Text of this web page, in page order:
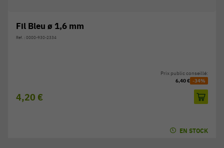
Fil Bleu ø 1,6 mm
Réf. : 0000-930-2334
4,20 €
Prix public conseillé:
6,40 € -34%
EN STOCK